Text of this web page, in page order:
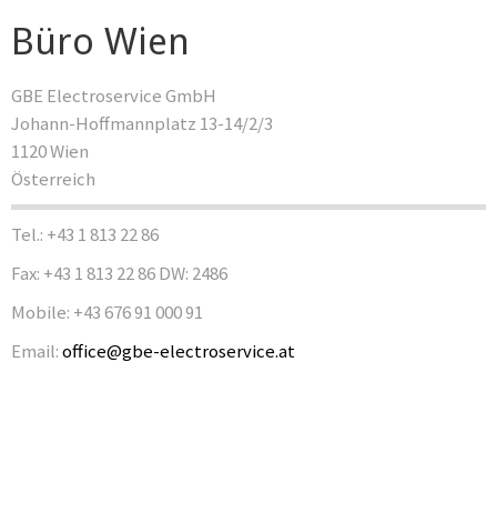
Büro Wien
GBE Electroservice GmbH
Johann-Hoffmannplatz 13-14/2/3
1120 Wien
Österreich
Tel.: +43 1 813 22 86
Fax: +43 1 813 22 86 DW: 2486
Mobile: +43 676 91 000 91
Email:office@gbe-electroservice.at